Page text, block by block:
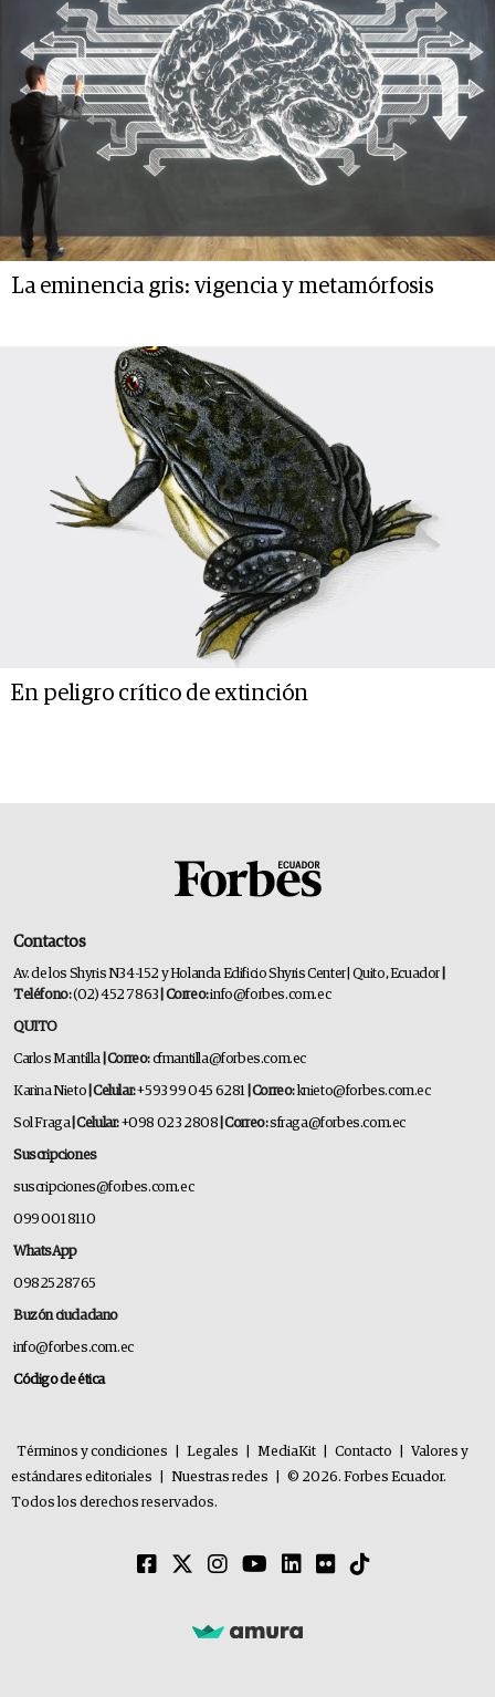
La eminencia gris: vigencia y metamórfosis
En peligro crítico de extinción
Contactos
Av. de los Shyris N34-152 y Holanda Edificio Shyris Center | Quito, Ecuador
Teléfono:(02) 452 7863 | Correo:info@forbes.com.ec
QUITO
Carlos Mantilla | Correo:cfmantilla@forbes.com.ec
Karina Nieto | Celular:+593 99 045 6281 | Correo:knieto@forbes.com.ec
Sol Fraga| Celular:+098 023 2808 | Correo:sfraga@forbes.com.ec
Suscripciones
suscripciones@forbes.com.ec
099 001 8110
WhatsApp
0982528765
Buzón ciudadano
info@forbes.com.ec
Código de ética
Términos y condiciones Legales MediaKit Contacto
Valores y
estándares editoriales
Nuestras redes
© 2026. Forbes Ecuador.
Todos los derechos reservados.